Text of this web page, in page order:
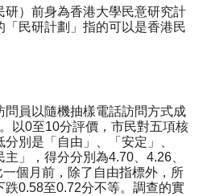
）前身為香港大學民意研究計
民研計劃」指的可以是香港民
問員以隨機抽樣電話訪問方式成
以0至10分評價，市民對五項核
別是「自由」、「安定」、
主」，得分分別為4.70、4.26、
個月前，除了自由指標外，所
0.58至0.72分不等。調查的實